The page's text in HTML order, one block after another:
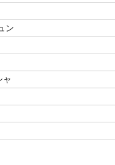
ン
ャ